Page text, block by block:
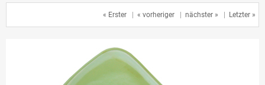
« Erster | « vorheriger | nächster » | Letzter »